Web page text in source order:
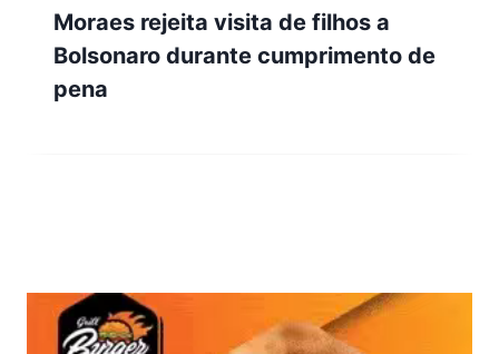
Moraes rejeita visita de filhos a
Bolsonaro durante cumprimento de
pena